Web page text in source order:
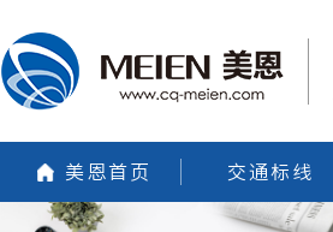
美恩首页 交通标线